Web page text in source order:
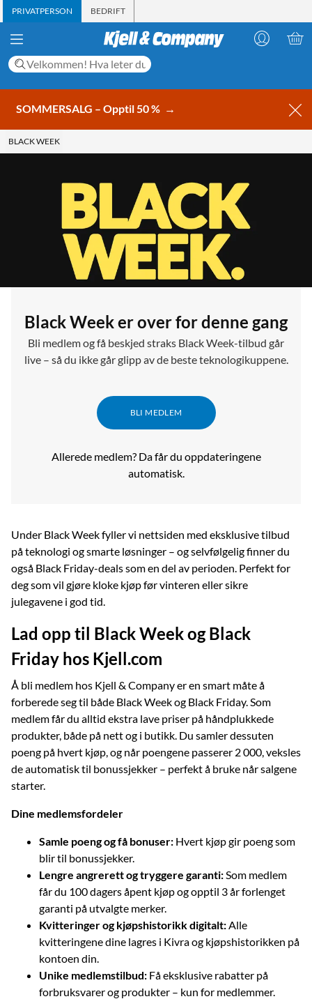
PRIVATPERSON BEDRIFT
SOMMERSALG – Opptil 50 % →
BLACK WEEK
Black Week er over for denne gang
Bli medlem og få beskjed straks Black Week-tilbud går
live – så du ikke går glipp av de beste teknologikuppene.
BLI MEDLEM
Allerede medlem? Da får du oppdateringene
automatisk.
Under Black Week fyller vi nettsiden med eksklusive tilbud
på teknologi og smarte løsninger – og selvfølgelig finner du
også Black Friday-deals som en del av perioden. Perfekt for
deg som vil gjøre kloke kjøp før vinteren eller sikre
julegavene i god tid.
Lad opp til Black Week og Black
Friday hos Kjell.com
Å bli medlem hos Kjell & Company er en smart måte å
forberede seg til både Black Week og Black Friday. Som
medlem får du alltid ekstra lave priser på håndplukkede
produkter, både på nett og i butikk. Du samler dessuten
poeng på hvert kjøp, og når poengene passerer 2 000, veksles
de automatisk til bonus­sjekker – perfekt å bruke når salgene
starter.
Dine medlemsfordeler
Samle poeng og få bonuser: Hvert kjøp gir poeng som
blir til bonus­sjekker.
Lengre angrerett og tryggere garanti:Som medlem
får du 100 dagers åpent kjøp og opptil 3 år forlenget
garanti på utvalgte merker.
Kvitteringer og kjøpshistorikk digitalt:Alle
kvitteringene dine lagres i Kivra og kjøpshistorikken på
kontoen din.
Unike medlemstilbud: Få eksklusive rabatter på
forbruksvarer og produkter – kun for medlemmer.